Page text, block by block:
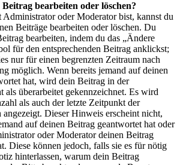
bearbeiten oder löschen?
Administrator oder Moderator bist, kannst du
Beiträge bearbeiten oder löschen. Du
bearbeiten, indem du das „Ändere
für den entsprechenden Beitrag anklickst;
nur für einen begrenzten Zeitraum nach
möglich. Wenn bereits jemand auf deinen
hat, wird dein Beitrag in der
als überarbeitet gekennzeichnet. Es wird
als auch der letzte Zeitpunkt der
angezeigt. Dieser Hinweis erscheint nicht,
auf deinen Beitrag geantwortet hat oder
oder Moderator deinen Beitrag
Diese können jedoch, falls sie es für nötig
hinterlassen, warum dein Beitrag